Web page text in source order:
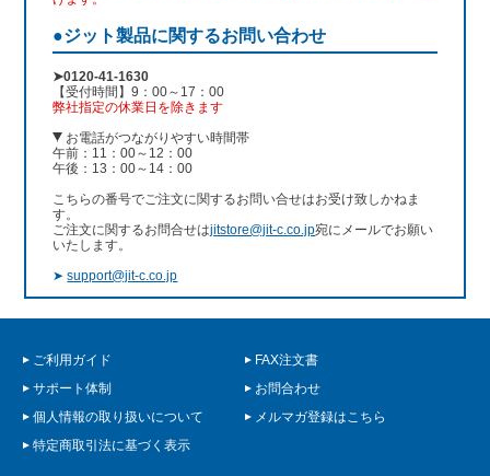
●ジット製品に関するお問い合わせ
➤0120-41-1630
【受付時間】9：00～17：00
弊社指定の休業日を除きます
お電話がつながりやすい時間帯
午前：11：00～12：00
午後：13：00～14：00
こちらの番号でご注文に関するお問い合せはお受け致しかねま
す。
ご注文に関するお問合せはjitstore@jit-c.co.jp宛にメールでお願い
いたします。
➤support@jit-c.co.jp
ご利用ガイド
FAX注文書
サポート体制
お問合わせ
個人情報の取り扱いについて
メルマガ登録はこちら
特定商取引法に基づく表示